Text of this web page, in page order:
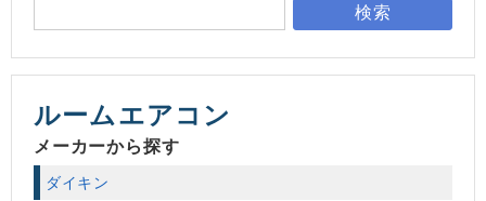
検索
ルームエアコン
メーカーから探す
ダイキン